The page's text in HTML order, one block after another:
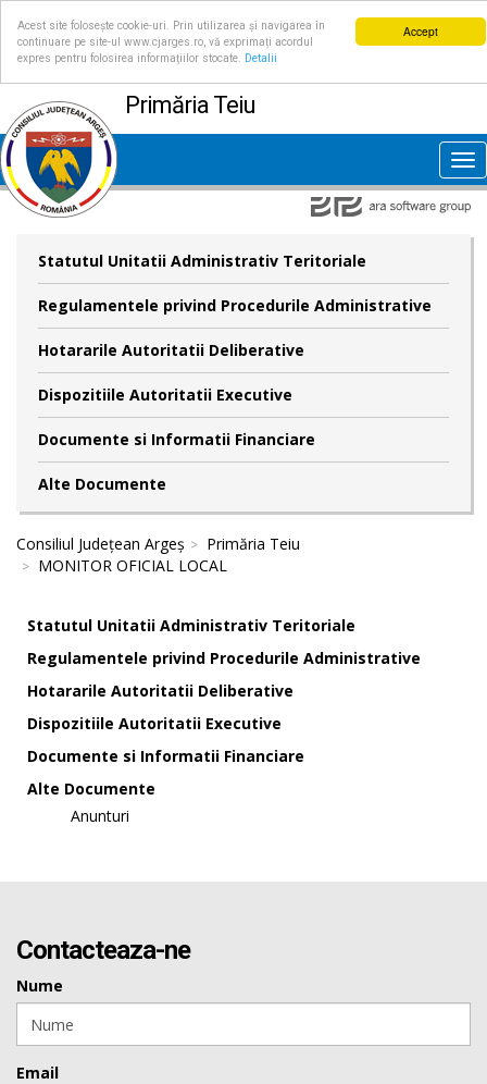
Accept
Acest site folosește cookie-uri. Prin utilizarea și navigarea în
continuare pe site-ul www.cjarges.ro, vă exprimați acordul
expres pentru folosirea informațiilor stocate.
Detalii
Primăria Teiu
Statutul Unitatii Administrativ Teritoriale
Regulamentele privind Procedurile Administrative
Hotararile Autoritatii Deliberative
Dispozitiile Autoritatii Executive
Documente si Informatii Financiare
Alte Documente
Consiliul Județean Argeș
Primăria Teiu
MONITOR OFICIAL LOCAL
Statutul Unitatii Administrativ Teritoriale
Regulamentele privind Procedurile Administrative
Hotararile Autoritatii Deliberative
Dispozitiile Autoritatii Executive
Documente si Informatii Financiare
Alte Documente
Anunturi
Contacteaza-ne
Nume
Email